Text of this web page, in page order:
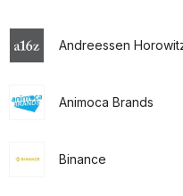
Andreessen
Animoca Brands
Binance